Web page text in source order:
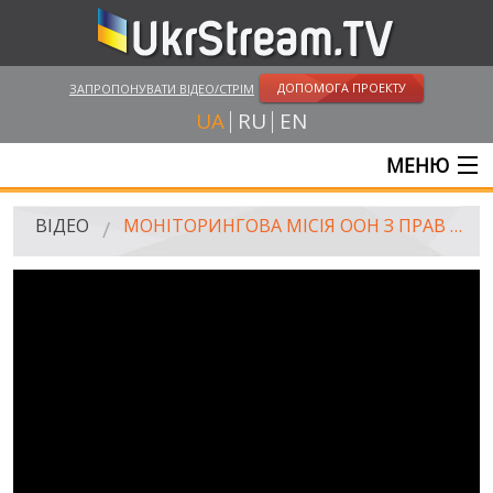
ЗАПРОПОНУВАТИ ВІДЕО/СТРІМ ДОПОМОГА ПРОЕКТУ
UA RU EN
МЕНЮ
ГОЛОВНА
ВІДЕО МОНІТОРИНГОВА МІСІЯ ООН З ПРАВ ЛЮДИНИ В УКРАЇНІ ПРЕДСТАВИЛА ЧЕТВЕРТУ ДОПОВІДЬ ЩОДО СИТУАЦІЇ З ПРАВАМИ ЛЮДИНИ В УКРАЇНІ (28.07.2014)